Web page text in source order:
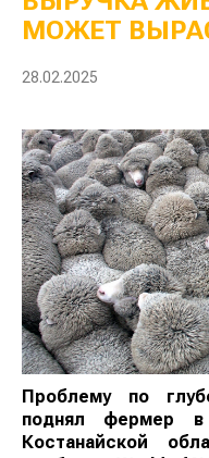
МОЖЕТ
28.02.2025
Проблему по
поднял фермер в
Костанайской